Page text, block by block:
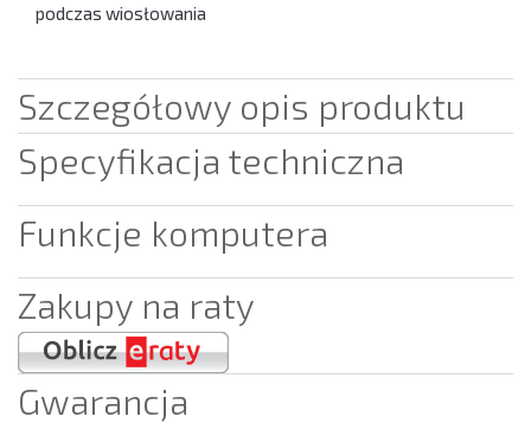
podczas wiosłowania
Szczegółowy opis produktu
Specyfikacja techniczna
Funkcje komputera
Zakupy na raty
Gwarancja